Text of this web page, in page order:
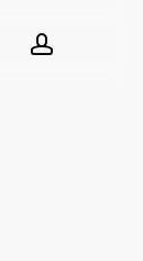
account